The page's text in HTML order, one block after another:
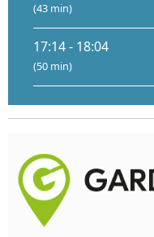
(43 min)
17:14 - 18:04
(50 min)